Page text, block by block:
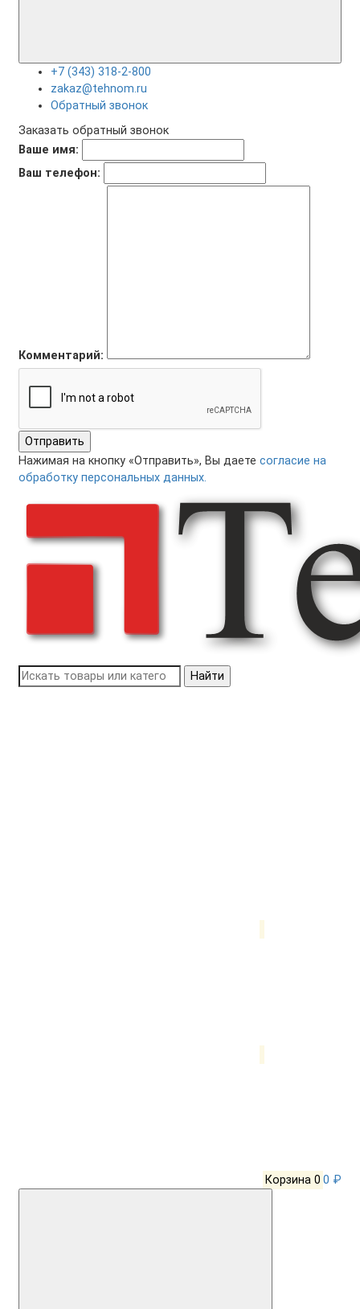
+7 (343) 318-2-800
zakaz@tehnom.ru
Обратный звонок
Заказать обратный звонок
Ваше имя:
Ваш телефон:
Комментарий:
Отправить
Нажимая на кнопку «Отправить», Вы даете согласие на
обработку персональных данных.
Найти
Корзина 0 0 ₽